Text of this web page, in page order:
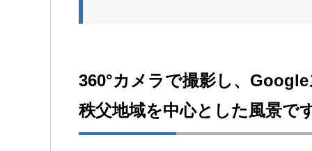
360°カメラで撮影し、
秩父地域を中心とした風景で